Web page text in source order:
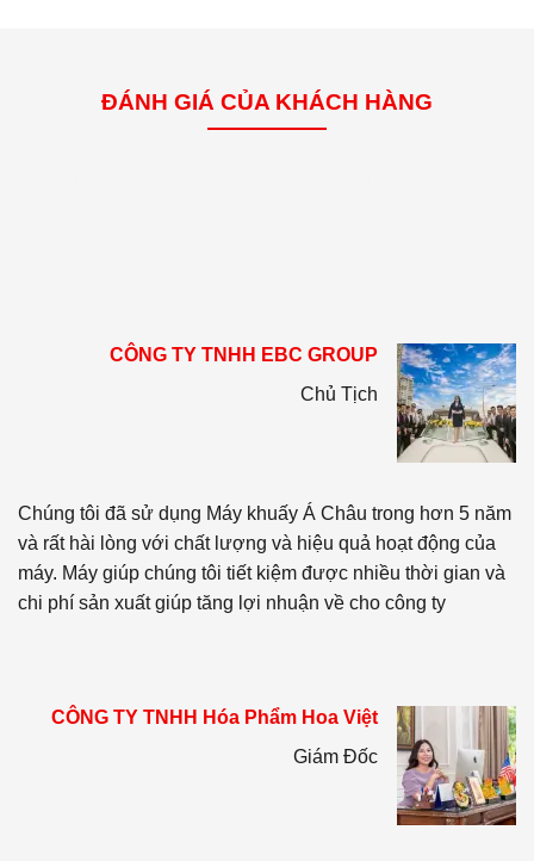
ĐÁNH GIÁ CỦA KHÁCH HÀNG
CÔNG TY TNHH EBC GROUP
Chủ Tịch
Chúng tôi đã sử dụng Máy khuấy Á Châu trong hơn 5 năm
và rất hài lòng với chất lượng và hiệu quả hoạt động của
máy. Máy giúp chúng tôi tiết kiệm được nhiều thời gian và
chi phí sản xuất giúp tăng lợi nhuận về cho công ty
CÔNG TY TNHH Hóa Phẩm Hoa Việt
Giám Đốc